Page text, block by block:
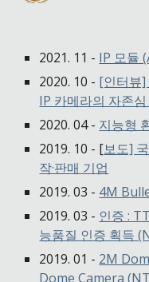
2021. 11 - IP 모듈
2020. 10 - [인터뷰]
IP 카메라의 자존
2020. 04 - 지능형
2019. 10 - [보도]
작·판매 기업
2019. 03 - 4M
2019. 03 - 인증 :
능품질 인증 획득
2019. 01 - 2M
Dome Camera